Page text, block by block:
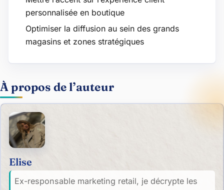
personnalisée en boutique
Optimiser la diffusion au sein des grands
magasins et zones stratégiques
À propos de l’auteur
Elise
Ex-responsable marketing retail, je décrypte les